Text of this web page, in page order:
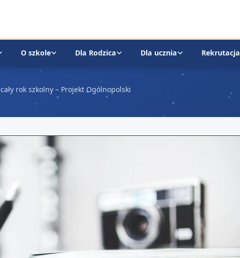
O szkole Dla Rodzica Dla ucznia Rekrutacja
cały rok szkolny – Projekt Ogólnopolski